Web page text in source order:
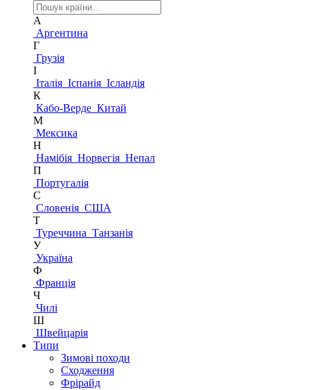
А
Аргентина
Г
Грузія
І
Італія Іспанія Ісландія
К
Кабо-Верде Китай
М
Мексика
Н
Намібія Норвегія Непал
П
Португалія
С
Словенія США
Т
Туреччина Танзанія
У
Україна
Ф
Франція
Ч
Чилі
Ш
Швейцарія
Типи
Зимові походи
Сходження
Фрірайд